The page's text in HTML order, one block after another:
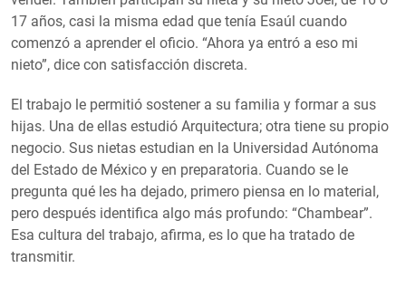
17 años, casi la misma edad que tenía Esaúl cuando
comenzó a aprender el oficio. “Ahora ya entró a eso mi
nieto”, dice con satisfacción discreta.
El trabajo le permitió sostener a su familia y formar a sus
hijas. Una de ellas estudió Arquitectura; otra tiene su propio
negocio. Sus nietas estudian en la Universidad Autónoma
del Estado de México y en preparatoria. Cuando se le
pregunta qué les ha dejado, primero piensa en lo material,
pero después identifica algo más profundo: “Chambear”.
Esa cultura del trabajo, afirma, es lo que ha tratado de
transmitir.